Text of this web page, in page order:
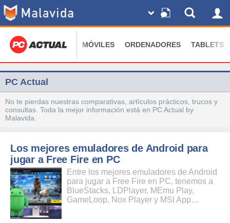
MÓVILES ORDENADORES TABLETS
PC Actual
No te pierdas nuestras comparativas, artículos prácticos, trucos y
consultas. Toda la mejor información está en PC Actual by
Malavida.
Los mejores emuladores de Android para
jugar a Free Fire en PC
Entre los mejores emuladores de Android
para jugar a Free Fire en PC, tenemos a
BlueStacks, LDPlayer, MEmu Play,
GameLoop, Nox Player y MSI App…